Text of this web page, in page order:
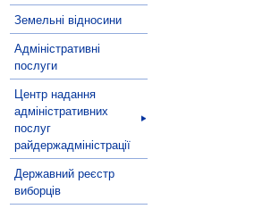
Земельні відносини
Адміністративні
послуги
Центр надання
адміністративних
послуг
райдержадміністрації
Державний реєстр
виборців